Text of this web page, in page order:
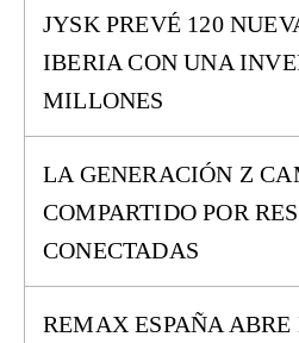
JYSK PREVÉ 120
IBERIA CON UNA
MILLONES
LA GENERACIÓN Z
COMPARTIDO POR
CONECTADAS
REMAX ESPAÑA